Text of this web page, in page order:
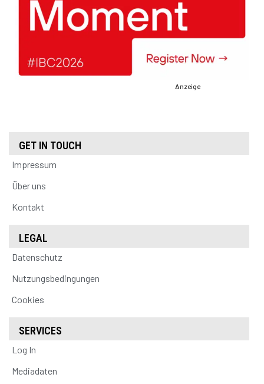
Anzeige
GET IN TOUCH
Impressum
Über uns
Kontakt
LEGAL
Datenschutz
Nutzungsbedingungen
Cookies
SERVICES
Log In
Mediadaten